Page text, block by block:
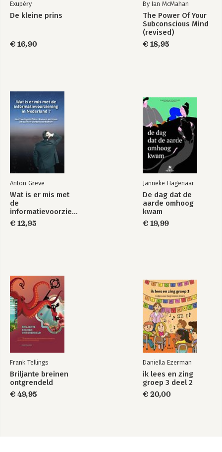
Exupéry
De kleine prins
€ 16,90
By Ian McMahan
The Power Of Your
Subconscious Mind
(revised)
€ 18,95
Anton Greve
Wat is er mis met
de
informatievoorziening
in Nederland ?
€ 12,95
Janneke Hagenaar
De dag dat de
aarde omhoog
kwam
€ 19,99
Frank Tellings
Briljante breinen
ontgrendeld
€ 49,95
Daniella Ezerman
ik lees en zing
groep 3 deel 2
€ 20,00